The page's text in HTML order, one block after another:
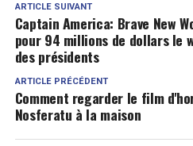
ARTICLE SUIVANT
Captain America: Brave New
pour 94 millions de dollars le
des présidents
ARTICLE PRÉCÉDENT
Comment regarder le film
Nosferatu à la maison